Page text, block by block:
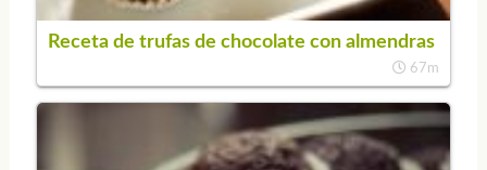
Receta de trufas de chocolate con almendras
67m